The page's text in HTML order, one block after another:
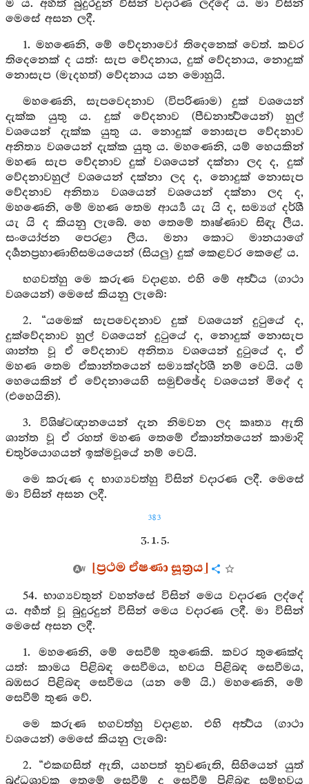
ම ය. අර්‍හත් බුදුරදුන් විසින් වදාරණ ලද්දේ ය. මා විසින්
මෙසේ අසන ලදී.
1. මහණෙනි, මේ වේදනාවෝ තිදෙනෙක් වෙත්. කවර
තිදෙනෙක් ද යත්: සැප වේදනාය, දුක් වේදනාය, නොදුක්
නොසැප (මැදහත්) වේදනාය යන මොහුයි.
මහණෙනි, සැපවෙදනාව (විපරිණාම) දුක් වශයෙන්
දැක්ක යුතු ය. දුක් වේදනාව (පීඩනාර්‍ත්‍ථයෙන්) හුල්
වශයෙන් දැක්ක යුතු ය. නොදුක් නොසැප වේදනාව
අනිත්‍ය වශයෙන් දැක්ක යුතු ය. මහණෙනි, යම් හෙයකින්
මහණ සැප වේදනාව දුක් වශයෙන් දක්නා ලද ද, දුක්
වේදනාවහුල් වශයෙන් දක්නා ලද ද, නොදුක් නොසැප
වේදනාව අනිත්‍ය වශයෙන් වශයෙන් දක්නා ලද ද,
මහණෙනි, මේ මහණ තෙම ආර්‍ය්‍ය යැ යි ද, සම්‍යග් දර්ශී
යැ යි ද කියනු ලැබේ. හෙ තෙමේ තෘෂ්ණාව සිඳැ ලීය.
සංයෝජන පෙරළා ලීය. මනා කොට මානයාගේ
දර්‍ශනප්‍රහාණාභිසමයයෙන් (සියලු) දුක් කෙළවර කෙළේ ය.
භගවත්හු මෙ කරුණ වදාළහ. එහි මේ අර්‍ත්‍ථය (ගාථා
වශයෙන්) මෙසේ කියනු ලැබේ:
2. “යමෙක් සැපවෙදනාව දුක් වශයෙන් දුටුයේ ද,
දුක්වේදනාව හුල් වශයෙන් දුටුයේ ද, නොදුක් නොසැප
ශාන්ත වූ ඒ වේදනාව අනිත්‍ය වශයෙන් දුටුයේ ද, ඒ
මහණ තෙම ඒකාන්තයෙන් සම්‍යක්දර්ශී නම් වෙයි. යම්
හෙයෙකින් ඒ වේදනායෙහි සමුච්ඡේද වශයෙන් මිදේ ද
(එහෙයිනි).
3. විශිෂ්ටඥානයෙන් දැන නිමවන ලද කෘත්‍ය ඇති
ශාන්ත වූ ඒ රහත් මහණ තෙමේ ඒකාන්තයෙන් කාමාදි
චතුර්යොගයන් ඉක්මවූයේ නම් වෙයි.
මෙ කරුණ ද භාග්‍යවත්හු විසින් වදාරණ ලදී. මෙසේ
මා විසින් අසන ලදී.
383
3. 1. 5.
[ප්‍රථම ඒෂණා සූත්‍රය]
54. භාග්‍යවතුන් වහන්සේ විසින් මෙය වදාරණ ලද්දේ
ය. අර්‍හත් වූ බුදුරදුන් විසින් මෙය වදාරණ ලදී. මා විසින්
මෙසේ අසන ලදී.
1. මහණෙනි, මේ සෙවීම් තුණෙකි. කවර තුණෙක්ද
යත්: කාමය පිළිබඳ සෙවීමය, භවය පිළිබඳ සෙවීමය,
බඹසර පිළිබඳ සෙවීමය (යන මේ යි.) මහණෙනි, මේ
සෙවීම් තුණ වේ.
මෙ කරුණ භගවත්හු වදාළහ. එහි අර්‍ත්‍ථය (ගාථා
වශයෙන්) මෙසේ කියනු ලැබේ:
2. “එකඟසිත් ඇති, යහපත් නුවණැති, සිහියෙන් යුත්
බුද්ධශ්‍රාවක තෙමේ සෙවීම් ද සෙවීම් පිළිබඳ සම්භවය